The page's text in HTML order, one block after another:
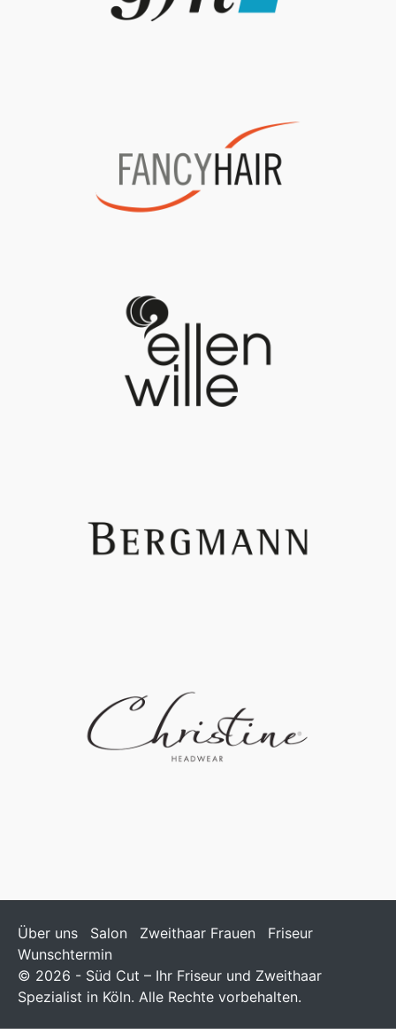
Über uns Salon Zweithaar Frauen
Friseur
Wunschtermin
© 2026 - Süd Cut – Ihr Friseur und Zweithaar
Spezialist in Köln. Alle Rechte vorbehalten.